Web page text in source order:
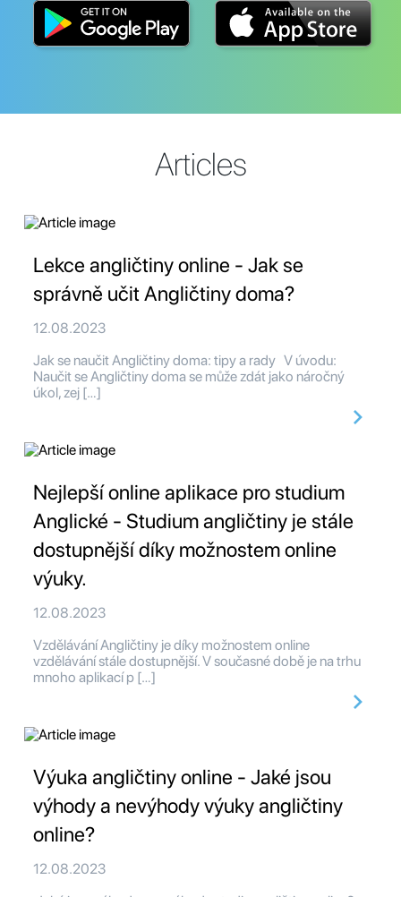
Articles
Lekce angličtiny online - Jak se
správně učit Angličtiny doma?
12.08.2023
Jak se naučit Angličtiny doma: tipy a rady V úvodu:
Naučit se Angličtiny doma se může zdát jako náročný
úkol, zej […]
Nejlepší online aplikace pro studium
Anglické - Studium angličtiny je stále
dostupnější díky možnostem online
výuky.
12.08.2023
Vzdělávání Angličtiny je díky možnostem online
vzdělávání stále dostupnější. V současné době je na trhu
mnoho aplikací p […]
Výuka angličtiny online - Jaké jsou
výhody a nevýhody výuky angličtiny
online?
12.08.2023